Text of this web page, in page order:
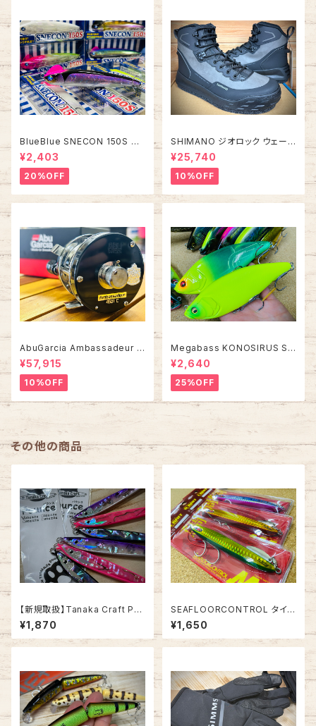
BlueBlue SNECON 150S ス
ネコン 150S
¥2,403
20%OFF
SHIMANO ジオロック ウェーデ
ィングシューズ カットピンフェル
ト FS-284Z【2026年オスス
メ！】
¥25,740
10%OFF
AbuGarcia Ambassadeur 4
501C FACTORY TUNED アン
バサダー ファクトリーチューン
¥57,915
10%OFF
Megabass KONOSIRUS S
WIMMER コノシラススイマー
¥2,640
25%OFF
その他の商品
【新規取扱】Tanaka Craft Po
unce シェル 20g/32g -パウン
ス シェル-
¥1,870
SEAFLOORCONTROL タイ
ベイト 120g
¥1,650